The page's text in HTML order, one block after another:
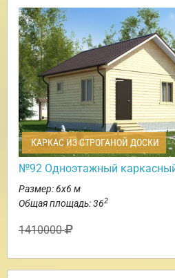
КАРКАС ИЗ СТРОГАНОЙ ДОСКИ
№92 Одноэтажный
Размер: 6х6 м
Общая площадь: 362
1410000